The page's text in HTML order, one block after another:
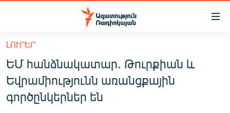
Մատչելիության
հիմնական
բովանդակությանը
Անցնել
հիմնական
մենյուին
ՔԱՂԱՔԱԿԱՆ
ԼՈՒՐԵՐ
ԵՄ հանձնակատար. Թուրքիան և
Եվրամիությունն առանցքային
գործընկերներ են